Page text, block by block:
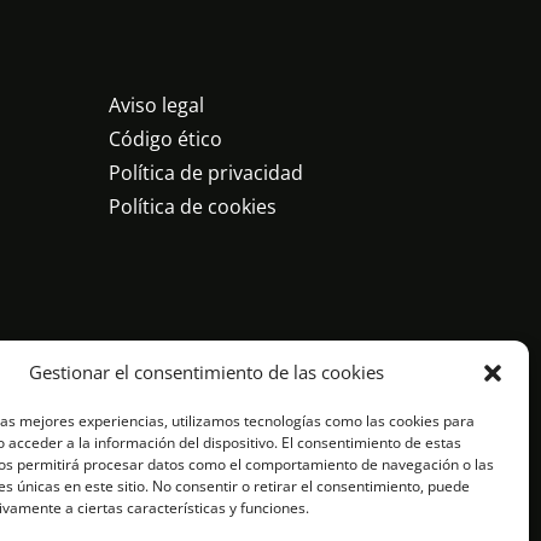
Gestionar el consentimiento de las cookies
mejores experiencias, utilizamos tecnologías como las cookies para
acceder a la información del dispositivo. El consentimiento de estas
permitirá procesar datos como el comportamiento de navegación o las
únicas en este sitio. No consentir o retirar el consentimiento, puede
a ciertas características y funciones.
Aviso legal
Código ético
Política de privacidad
Política de cookies